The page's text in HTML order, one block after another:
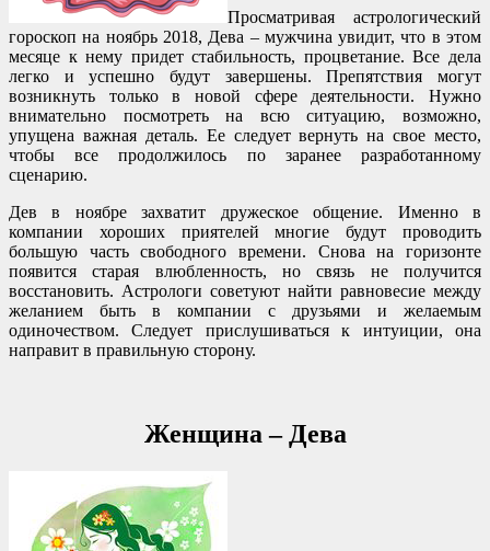
Просматривая астрологический
гороскоп на ноябрь 2018, Дева – мужчина увидит, что в этом
месяце к нему придет стабильность, процветание. Все дела
легко и успешно будут завершены. Препятствия могут
возникнуть только в новой сфере деятельности. Нужно
внимательно посмотреть на всю ситуацию, возможно,
упущена важная деталь. Ее следует вернуть на свое место,
чтобы все продолжилось по заранее разработанному
сценарию.
Дев в ноябре захватит дружеское общение. Именно в
компании хороших приятелей многие будут проводить
большую часть свободного времени. Снова на горизонте
появится старая влюбленность, но связь не получится
восстановить. Астрологи советуют найти равновесие между
желанием быть в компании с друзьями и желаемым
одиночеством. Следует прислушиваться к интуиции, она
направит в правильную сторону.
Женщина – Дева